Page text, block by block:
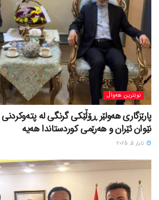
نوێترین هەواڵ
پارێزگاری هەولێر ڕۆڵێکی گرنگی لە
نێوان ئێران و هەرێمی کوردستاندا هەیە
ئایار 5, 2025